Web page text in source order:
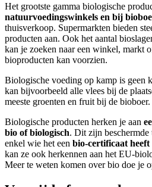
Het grootste gamma biologische
natuurvoedingswinkels en bij
thuisverkoop. Supermarkten bieden
producten aan. Ook het aantal
kan je zoeken naar een winkel, markt
bioproducten kan voorzien.
Biologische voeding op kamp is geen
kan bijvoorbeeld alle vlees bij de
meeste groenten en fruit bij de bioboer.
Biologische producten herken je aan
bio of biologisch. Dit zijn
enkel wie het een bio-certificaat
kan ze ook herkennen aan het EU-
Meer te weten komen over bio doe je